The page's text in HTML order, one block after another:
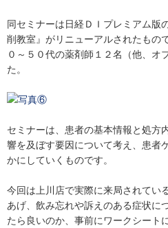
同セミナーは日経ＤＩプレミアム版
削教室』がリニューアルされたもの
０～５０代の薬剤師１２名（他、オ
た。
セミナーは、患者の基本情報と処方
響を及ぼす要因について考え、患者
かにしていくものです。
今回は上川店で実際に来局されてい
あげ、飲み忘れや訴えのある症状に
たら良いのか、事前にワークシート